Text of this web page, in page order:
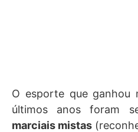
O esporte que ganhou
últimos anos foram
marciais mistas